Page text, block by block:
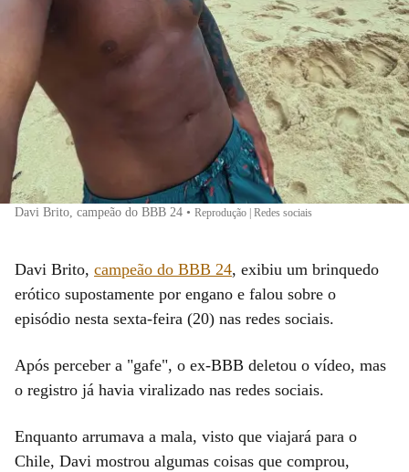
Davi Brito, campeão do BBB 24 • Reprodução | Redes sociais
Davi Brito, campeão do BBB 24, exibiu um brinquedo
erótico supostamente por engano e falou sobre o
episódio nesta sexta-feira (20) nas redes sociais.
Após perceber a "gafe", o ex-BBB deletou o vídeo, mas
o registro já havia viralizado nas redes sociais.
Enquanto arrumava a mala, visto que viajará para o
Chile, Davi mostrou algumas coisas que comprou,